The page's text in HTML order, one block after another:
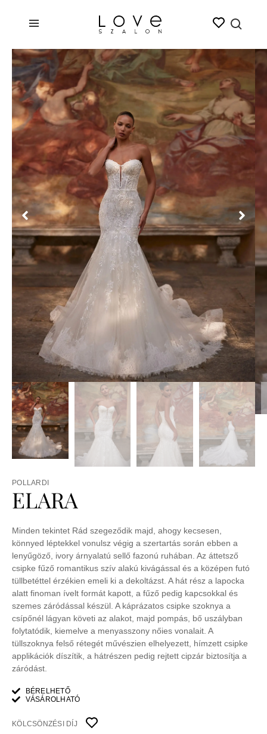
POLLARDI
ELARA
Minden tekintet Rád szegeződik majd, ahogy kecsesen,
könnyed léptekkel vonulsz végig a szertartás során ebben a
lenyűgöző, ivory árnyalatú sellő fazonú ruhában. Az áttetsző
csipke fűző romantikus szív alakú kivágással és a középen futó
tüllbetéttel érzékien emeli ki a dekoltázst. A hát rész a lapocka
alatt finoman ívelt formát kapott, a fűző pedig kapcsokkal és
szemes záródással készül. A káprázatos csipke szoknya a
csípőnél lágyan követi az alakot, majd pompás, bő uszályban
folytatódik, kiemelve a menyasszony nőies vonalait. A
tüllszoknya felső rétegét művészien elhelyezett, hímzett csipke
applikációk díszítik, a hátrészen pedig rejtett cipzár biztosítja a
záródást.
BÉRELHETŐ
VÁSÁROLHATÓ
KÖLCSÖNZÉSI DÍJ